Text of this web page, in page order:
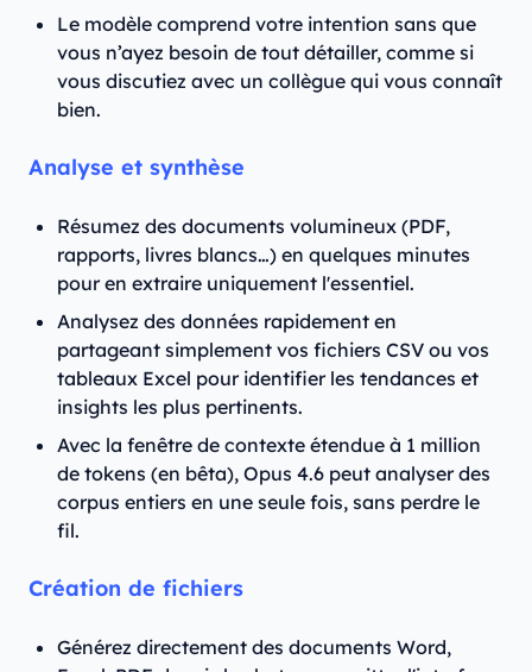
Le modèle comprend votre intention sans que
vous n’ayez besoin de tout détailler, comme si
vous discutiez avec un collègue qui vous connaît
bien.
Analyse et synthèse
Résumez des documents volumineux (PDF,
rapports, livres blancs…) en quelques minutes
pour en extraire uniquement l'essentiel.
Analysez des données rapidement en
partageant simplement vos fichiers CSV ou vos
tableaux Excel pour identifier les tendances et
insights les plus pertinents.
Avec la fenêtre de contexte étendue à 1 million
de tokens (en bêta), Opus 4.6 peut analyser des
corpus entiers en une seule fois, sans perdre le
fil.
Création de fichiers
Générez directement des documents Word,